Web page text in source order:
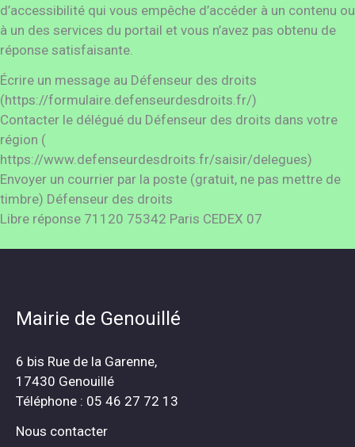
d’accessibilité qui vous empêche d’accéder à un contenu ou
à un des services du portail et vous n’avez pas obtenu de
réponse satisfaisante.
Écrire un message au Défenseur des droits
(https://formulaire.defenseurdesdroits.fr/)
Contacter le délégué du Défenseur des droits dans votre
région (
https://www.defenseurdesdroits.fr/saisir/delegues)
Envoyer un courrier par la poste (gratuit, ne pas mettre de
timbre) Défenseur des droits
Libre réponse 71120 75342 Paris CEDEX 07
Mairie de Genouillé
6 bis Rue de la Garenne,
17430 Genouillé
Téléphone : 05 46 27 72 13
Nous contacter